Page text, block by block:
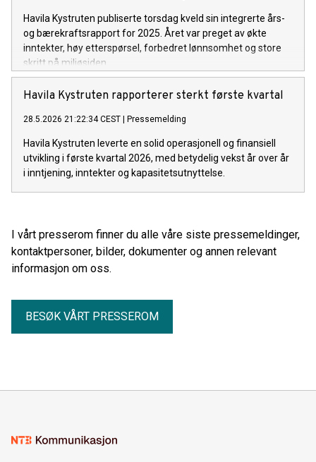
Havila Kystruten publiserte torsdag kveld sin integrerte års-
og bærekraftsrapport for 2025. Året var preget av økte
inntekter, høy etterspørsel, forbedret lønnsomhet og store
skritt på miljøsiden.
Havila Kystruten rapporterer sterkt første kvartal
28.5.2026 21:22:34 CEST Pressemelding
Havila Kystruten leverte en solid operasjonell og finansiell
utvikling i første kvartal 2026, med betydelig vekst år over år
i inntjening, inntekter og kapasitetsutnyttelse.
I vårt presserom finner du alle våre siste pressemeldinger,
kontaktpersoner, bilder, dokumenter og annen relevant
informasjon om oss.
BESØK VÅRT PRESSEROM